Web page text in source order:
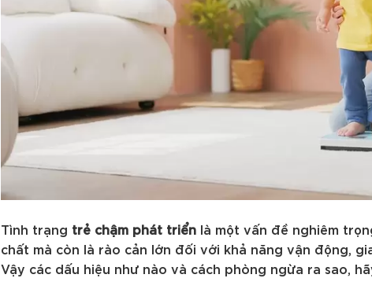
Tình trạng trẻ chậm phát triển là một vấn đề nghiêm
chất mà còn là rào cản lớn đối với khả năng vận động,
Vậy các dấu hiệu như nào và cách phòng ngừa ra sao,